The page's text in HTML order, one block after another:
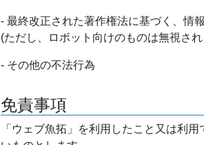
- 最終改正された著作権法に基づく、情
(ただし、ロボット向けのものは無視さ
- その他の不法行為
免責事項
「ウェブ魚拓」を利用したこと又は利